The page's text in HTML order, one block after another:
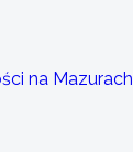
na Mazurach